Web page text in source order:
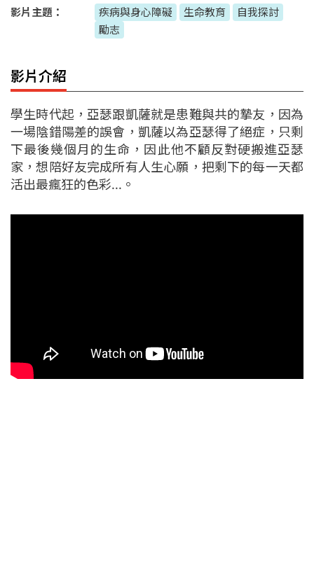
影片主題：
疾病與身心障礙 生命教育
自我探討
勵志
影片介紹
學生時代起，亞瑟跟凱薩就是患難與共的摯友，因為
一場陰錯陽差的誤會，凱薩以為亞瑟得了絕症，只剩
下最後幾個月的生命，因此他不顧反對硬搬進亞瑟
家，想陪好友完成所有人生心願，把剩下的每一天都
活出最瘋狂的色彩...。